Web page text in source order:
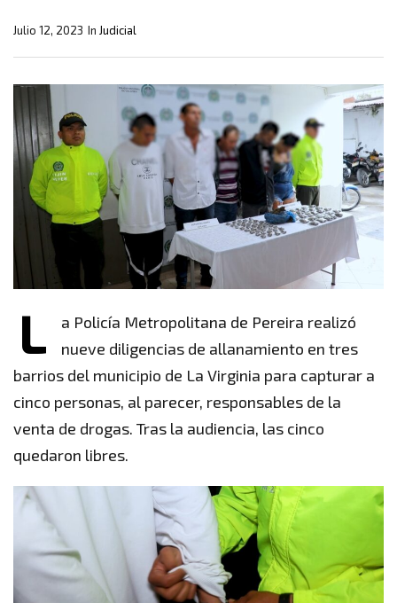
In Judicial
Julio 12, 2023
L
a Policía Metropolitana de Pereira realizó
nueve diligencias de allanamiento en tres
barrios del municipio de La Virginia para capturar a
cinco personas, al parecer, responsables de la
venta de drogas. Tras la audiencia, las cinco
quedaron libres.